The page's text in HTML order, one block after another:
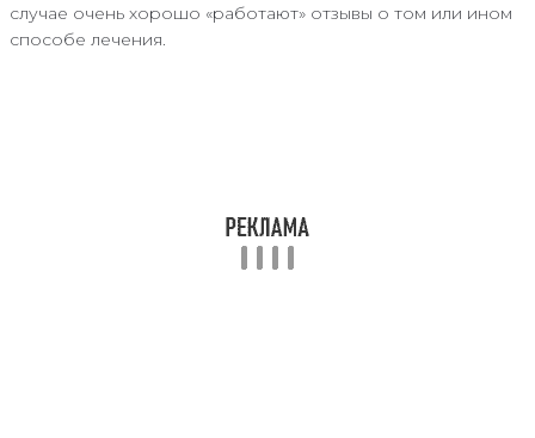
случае очень хорошо «работают» отзывы о том или ином
способе лечения.